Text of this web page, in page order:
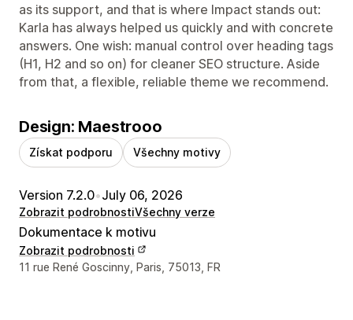
as its support, and that is where Impact stands out:
Karla has always helped us quickly and with concrete
answers. One wish: manual control over heading tags
(H1, H2 and so on) for cleaner SEO structure. Aside
from that, a flexible, reliable theme we recommend.
Design: Maestrooo
Získat podporu Všechny motivy
Version 7.2.0•July 06, 2026
Zobrazit podrobnostiVšechny verze
Dokumentace k motivu
Zobrazit podrobnosti
Kontaktní údaje designéra
11 rue René Goscinny, Paris, 75013, FR